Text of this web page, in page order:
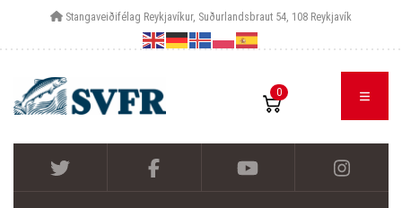
Stangaveiðifélag Reykjavíkur, Suðurlandsbraut 54, 108 Reykjavík
0